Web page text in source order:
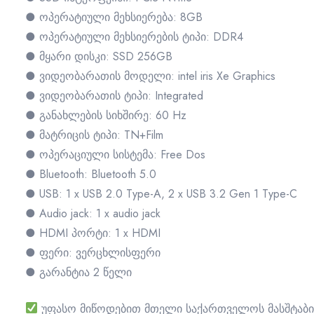
● ოპერატიული მეხსიერება: 8GB
● ოპერატიული მეხსიერების ტიპი: DDR4
● მყარი დისკი: SSD 256GB
● ვიდეობარათის მოდელი: intel iris Xe Graphics
● ვიდეობარათის ტიპი: Integrated
● განახლების სიხშირე: 60 Hz
● მატრიცის ტიპი: TN+Film
● ოპერაციული სისტემა: Free Dos
● Bluetooth: Bluetooth 5.0
● USB: 1 x USB 2.0 Type-A, 2 x USB 3.2 Gen 1 Type-C
● Audio jack: 1 x audio jack
● HDMI პორტი: 1 x HDMI
● ფერი: ვერცხლისფერი
● გარანტია 2 წელი
უფასო მიწოდებით მთელი საქართველოს